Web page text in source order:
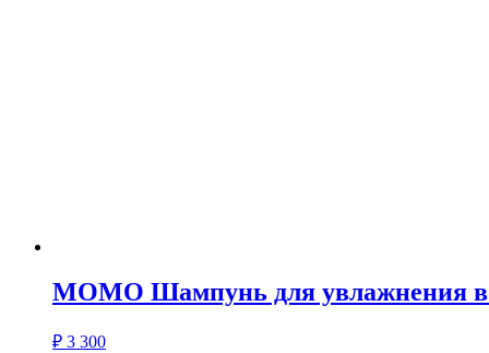
MOMO Шампунь для увлажнения
₽ 3 300